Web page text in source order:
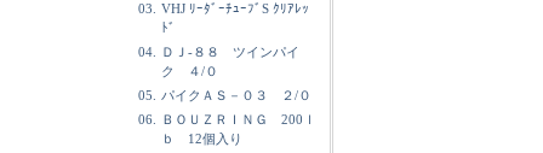
03.
VHJ ﾘｰﾀﾞｰﾁｭｰﾌﾞS ｸﾘｱﾚｯ
ﾄﾞ
04.
ＤＪ-８８ ツインパイ
ク ４/０
05.
パイクＡＳ－０３ ２/０
06.
ＢＯＵＺＲＩＮＧ 200ｌ
ｂ 12個入り